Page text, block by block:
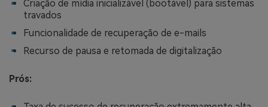
Criação de mídia inicializável (bootável) para sistemas
travados
Funcionalidade de recuperação de e-mails
Recurso de pausa e retomada de digitalização
Prós: